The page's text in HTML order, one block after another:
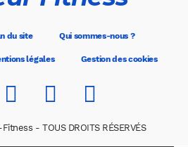
du site Qui sommes-nous ?
légales Gestion des cookies
- TOUS DROITS RÉSERVÉS